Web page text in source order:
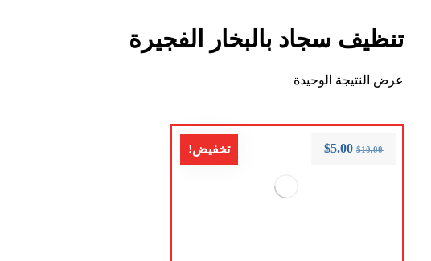
تنظيف سجاد بالبخار الفجيرة
عرض النتيجة الوحيدة
تخفيض! $10.00
$5.00